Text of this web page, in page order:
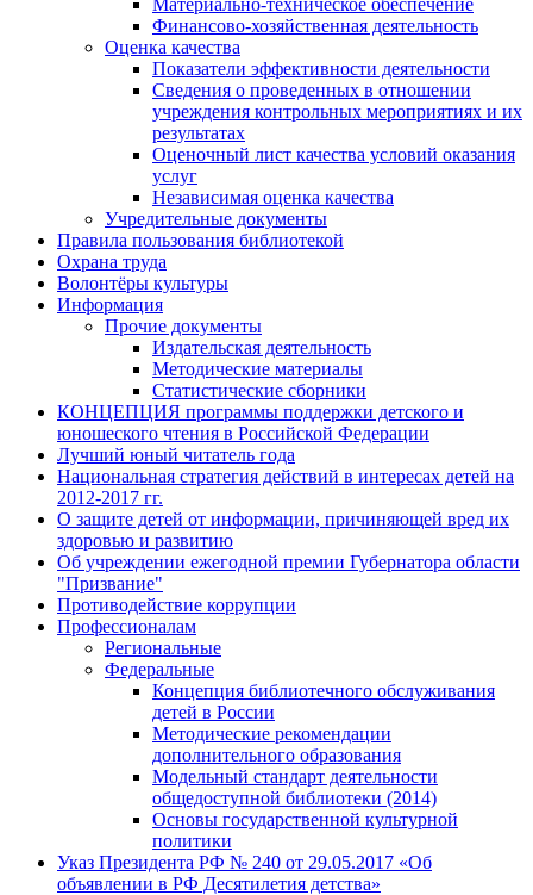
Финансово-хозяйственная деятельность
Оценка качества
Показатели эффективности деятельности
Сведения о проведенных в отношении
учреждения контрольных мероприятиях и их
результатах
Оценочный лист качества условий оказания
услуг
Независимая оценка качества
Учредительные документы
Правила пользования библиотекой
Охрана труда
Волонтёры культуры
Информация
Прочие документы
Издательская деятельность
Методические материалы
Статистические сборники
КОНЦЕПЦИЯ программы поддержки детского и
юношеского чтения в Российской Федерации
Лучший юный читатель года
Национальная стратегия действий в интересах детей на
2012-2017 гг.
О защите детей от информации, причиняющей вред их
здоровью и развитию
Об учреждении ежегодной премии Губернатора области
"Призвание"
Противодействие коррупции
Профессионалам
Региональные
Федеральные
Концепция библиотечного обслуживания
детей в России
Методические рекомендации
дополнительного образования
Модельный стандарт деятельности
общедоступной библиотеки (2014)
Основы государственной культурной
политики
Указ Президента РФ № 240 от 29.05.2017 «Об
объявлении в РФ Десятилетия детства»